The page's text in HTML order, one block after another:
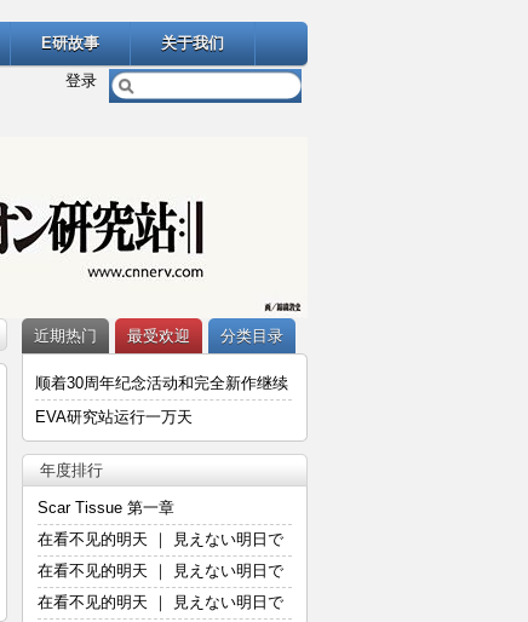
E研故事 关于我们
登录
近期热门 最受欢迎 分类目录
顺着30周年纪念活动和完全新作继续
说——庵野秀明，真的“再见”了吗？
EVA研究站运行一万天
年度排行
Scar Tissue 第一章
在看不见的明天 ｜ 見えない明日で
在看不见的明天 ｜ 見えない明日で
在看不见的明天 ｜ 見えない明日で